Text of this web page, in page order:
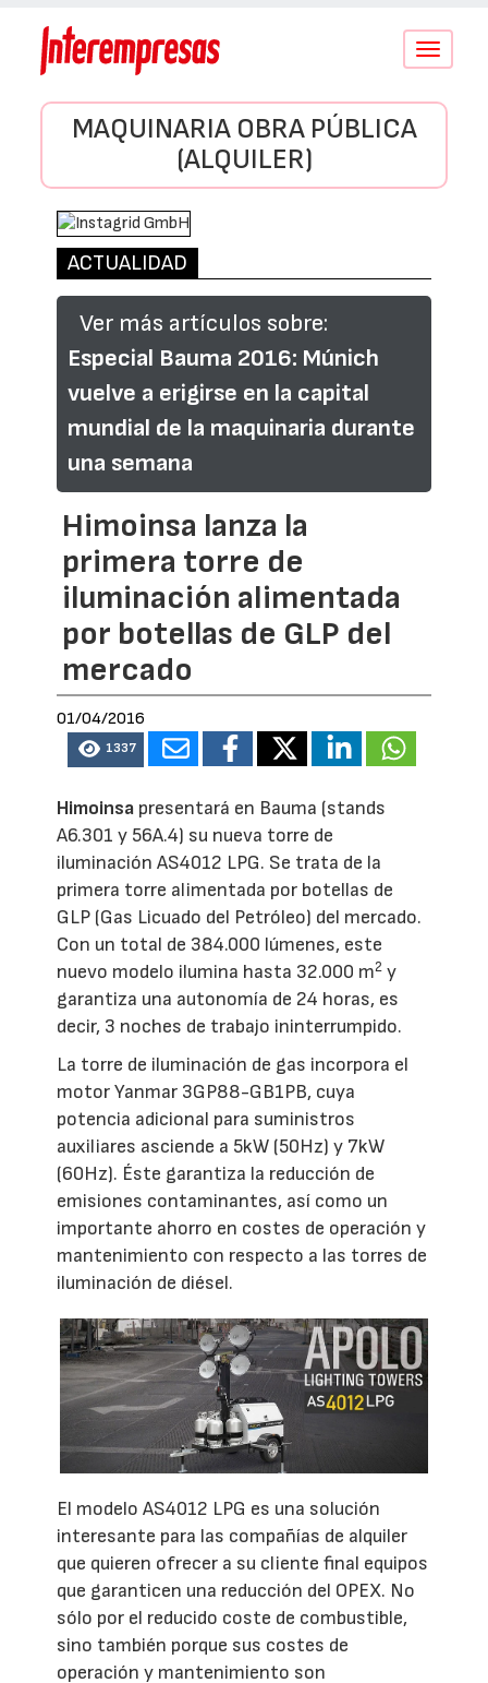
Conmutar
MAQUINARIA OBRA PÚBLICA
(ALQUILER)
ACTUALIDAD
Ver más artículos sobre:
Especial Bauma 2016: Múnich
vuelve a erigirse en la capital
mundial de la maquinaria durante
una semana
Himoinsa lanza la
primera torre de
iluminación alimentada
por botellas de GLP del
mercado
01/04/2016
1337
Himoinsa presentará en Bauma (stands
A6.301 y 56A.4) su nueva torre de
iluminación AS4012 LPG. Se trata de la
primera torre alimentada por botellas de
GLP (Gas Licuado del Petróleo) del mercado.
Con un total de 384.000 lúmenes, este
nuevo modelo ilumina hasta 32.000 m2 y
garantiza una autonomía de 24 horas, es
decir, 3 noches de trabajo ininterrumpido.
La torre de iluminación de gas incorpora el
motor Yanmar 3GP88-GB1PB, cuya
potencia adicional para suministros
auxiliares asciende a 5kW (50Hz) y 7kW
(60Hz). Éste garantiza la reducción de
emisiones contaminantes, así como un
importante ahorro en costes de operación y
mantenimiento con respecto a las torres de
iluminación de diésel.
El modelo AS4012 LPG es una solución
interesante para las compañías de alquiler
que quieren ofrecer a su cliente final equipos
que garanticen una reducción del OPEX. No
sólo por el reducido coste de combustible,
sino también porque sus costes de
operación y mantenimiento son